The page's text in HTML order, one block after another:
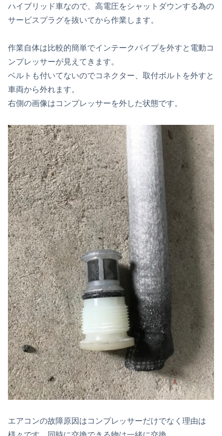
ハイブリッド車なので、高電圧をシャットダウンする為の
サービスプラグを抜いてから作業します。
作業自体は比較的簡単でインテークパイプを外すと電動コ
ンプレッサーが見えてきます。
ベルトも付いてないのでコネクター、取付ボルトを外すと
車両から外れます。
右側の画像はコンプレッサーを外した状態です。
エアコンの故障原因はコンプレッサーだけでなく理由は